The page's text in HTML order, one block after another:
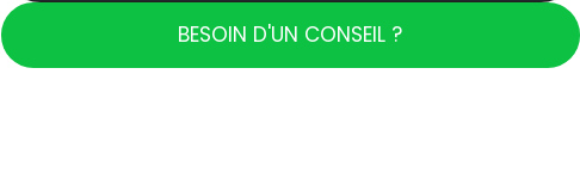
BESOIN D'UN CONSEIL ?